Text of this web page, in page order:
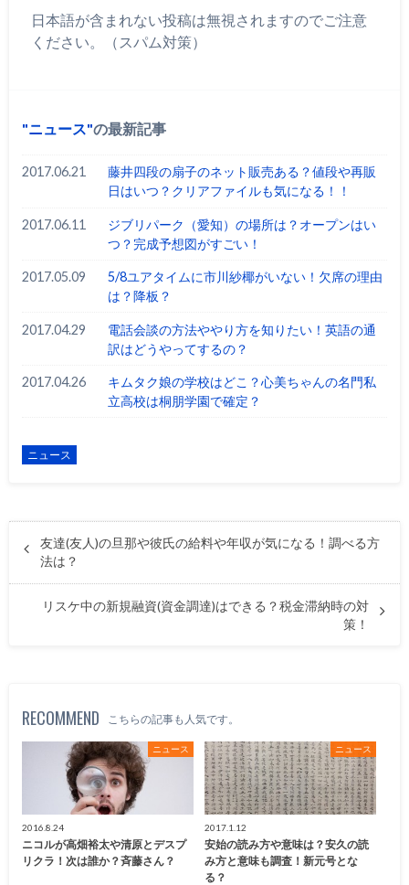
日本語が含まれない投稿は無視されますのでご注意
ください。（スパム対策）
ニュース の最新記事
2017.06.21
藤井四段の扇子のネット販売ある？値段や再販
日はいつ？クリアファイルも気になる！！
2017.06.11
ジブリパーク（愛知）の場所は？オープンはい
つ？完成予想図がすごい！
2017.05.09
5/8ユアタイムに市川紗椰がいない！欠席の理由
は？降板？
2017.04.29
電話会談の方法ややり方を知りたい！英語の通
訳はどうやってするの？
2017.04.26
キムタク娘の学校はどこ？心美ちゃんの名門私
立高校は桐朋学園で確定？
ニュース
友達(友人)の旦那や彼氏の給料や年収が気になる！調べる方
法は？
リスケ中の新規融資(資金調達)はできる？税金滞納時の対
策！
RECOMMEND こちらの記事も人気です。
ニュース
2016.8.24
ニコルが高畑裕太や清原とデスプ
リクラ！次は誰か？斉藤さん？
ニュース
2017.1.12
安始の読み方や意味は？安久の読
み方と意味も調査！新元号とな
る？